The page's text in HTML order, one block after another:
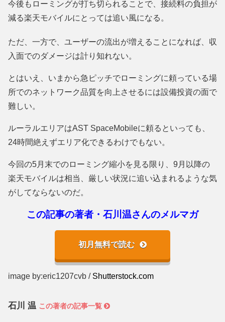
今後もローミングが打ち切られることで、接続料の負担が
減る楽天モバイルにとっては追い風になる。
ただ、一方で、ユーザーの流出が増えることになれば、収
入面でのダメージは計り知れない。
とはいえ、いまから急ピッチでローミングに頼っている場
所でのネットワーク品質を向上させるには設備投資の面で
難しい。
ルーラルエリアはAST SpaceMobileに頼るといっても、
24時間絶えずエリア化できるわけでもない。
今回の5月末でのローミング縮小を見る限り、9月以降の
楽天モバイルは相当、厳しい状況に追い込まれるような気
がしてならないのだ。
この記事の著者・石川温さんのメルマガ
初月無料で読む
image by:eric1207cvb / Shutterstock.com
石川 温 この著者の記事一覧